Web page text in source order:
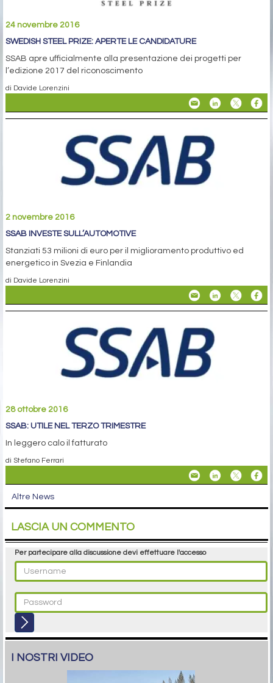
24 novembre 2016
SWEDISH STEEL PRIZE: APERTE LE CANDIDATURE
SSAB apre ufficialmente alla presentazione dei progetti per
l’edizione 2017 del riconoscimento
di Davide Lorenzini
2 novembre 2016
SSAB INVESTE SULL’AUTOMOTIVE
Stanziati 53 milioni di euro per il miglioramento produttivo ed
energetico in Svezia e Finlandia
di Davide Lorenzini
28 ottobre 2016
SSAB: UTILE NEL TERZO TRIMESTRE
In leggero calo il fatturato
di Stefano Ferrari
Altre News
LASCIA UN COMMENTO
Per partecipare alla discussione devi effettuare l'accesso
I NOSTRI VIDEO